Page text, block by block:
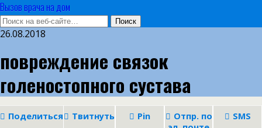
Вызов врача на дом
26.08.2018
повреждение связок
голеностопного сустава
Поделиться Твитнуть Pin
Отпр. по
SMS